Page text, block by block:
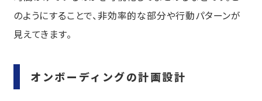
のようにすることで、非効率的な部分や行動パターンが
見えてきます。
オンボーディングの計画設計